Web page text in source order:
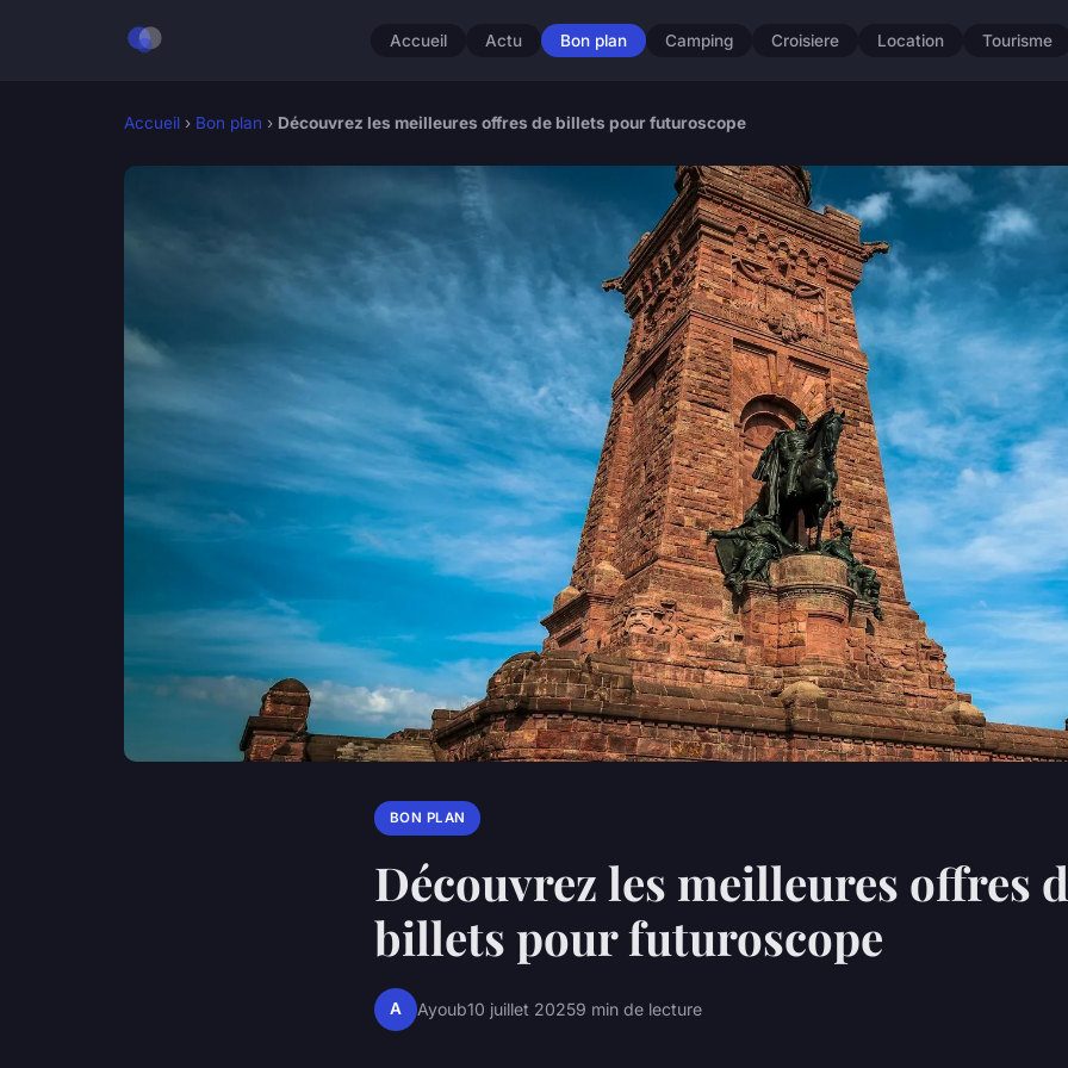
Accueil Actu Bon plan Camping Croisiere Location Tourisme
Accueil › Bon plan › Découvrez les meilleures offres de billets pour futuroscope
BON PLAN
Découvrez les meilleures offres
billets pour futuroscope
A Ayoub10 juillet 20259 min de lecture